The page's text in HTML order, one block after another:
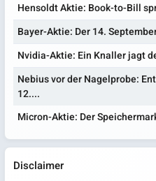
Hensoldt Aktie: Book-to-Bill
Bayer-Aktie: Der 14.
Nvidia-Aktie: Ein Knaller jagt
Nebius vor der Nagelprobe:
12....
Micron-Aktie: Der
Disclaimer